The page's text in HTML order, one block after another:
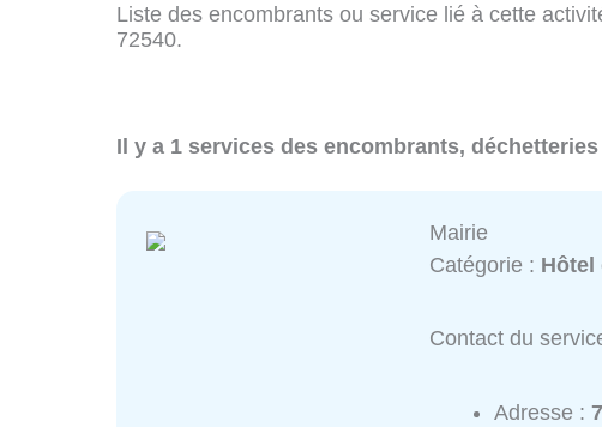
Liste des encombrants ou service lié à cette
72540.
Il y a 1 services des encombrants,
Mairie
Catégorie : Hôtel
Contact du
Adresse :